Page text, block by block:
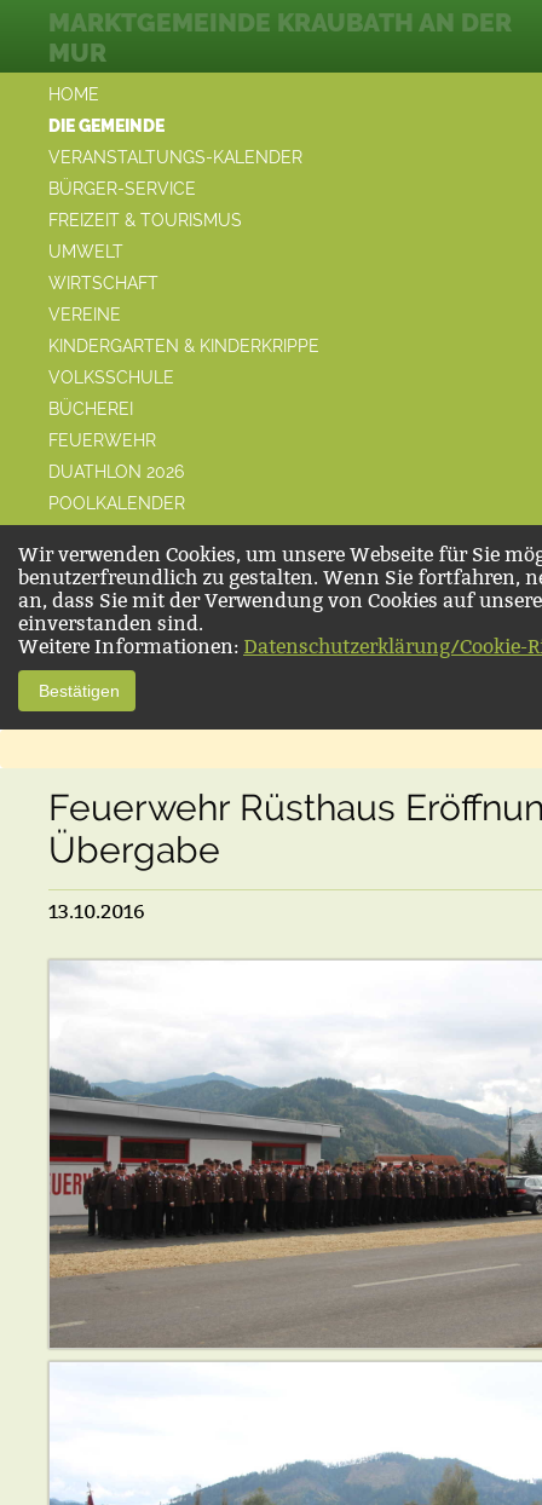
HOME
DIE GEMEINDE
VERANSTALTUNGS-KALENDER
BÜRGER-SERVICE
FREIZEIT & TOURISMUS
UMWELT
WIRTSCHAFT
VEREINE
KINDERGARTEN & KINDERKRIPPE
VOLKSSCHULE
BÜCHEREI
FEUERWEHR
DUATHLON 2026
POOLKALENDER
MARKTGEMEINDE KRAUBATH AN DER
MUR
Wir verwenden Cookies, um unsere Webseite für Sie
benutzerfreundlich zu gestalten. Wenn Sie fortfahren,
an, dass Sie mit der Verwendung von Cookies auf
einverstanden sind.
Weitere Informationen: Datenschutzerklärung/Cookie-
Bestätigen
Feuerwehr Rüsthaus
Übergabe
13.10.2016